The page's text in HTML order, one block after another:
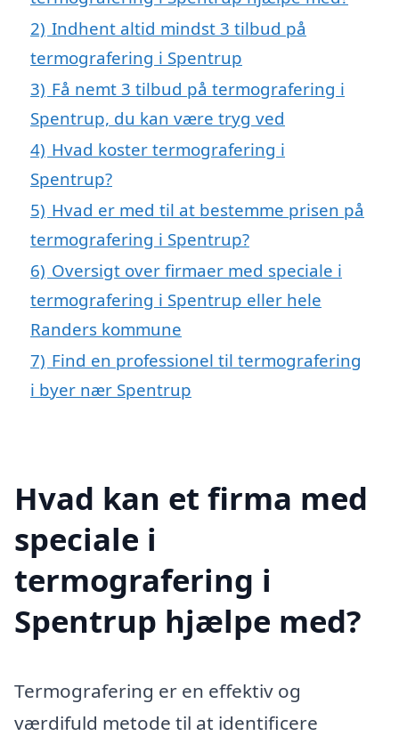
2) Indhent altid mindst 3 tilbud på
termografering i Spentrup
3) Få nemt 3 tilbud på termografering i
Spentrup, du kan være tryg ved
4) Hvad koster termografering i
Spentrup?
5) Hvad er med til at bestemme prisen på
termografering i Spentrup?
6) Oversigt over firmaer med speciale i
termografering i Spentrup eller hele
Randers kommune
7) Find en professionel til termografering
i byer nær Spentrup
Hvad kan et firma med
speciale i
termografering i
Spentrup hjælpe med?
Termografering er en effektiv og
værdifuld metode til at identificere